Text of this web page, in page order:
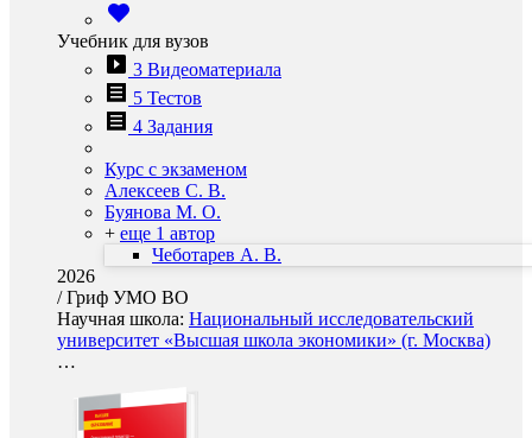
Учебник для вузов
3 Видеоматериала
5 Тестов
4 Задания
Курс с экзаменом
Алексеев С. В.
Буянова М. О.
+ еще 1 автор
Чеботарев А. В.
2026
/Гриф УМО ВО
Научная школа: Национальный исследовательский
университет «Высшая школа экономики» (г. Москва)
…